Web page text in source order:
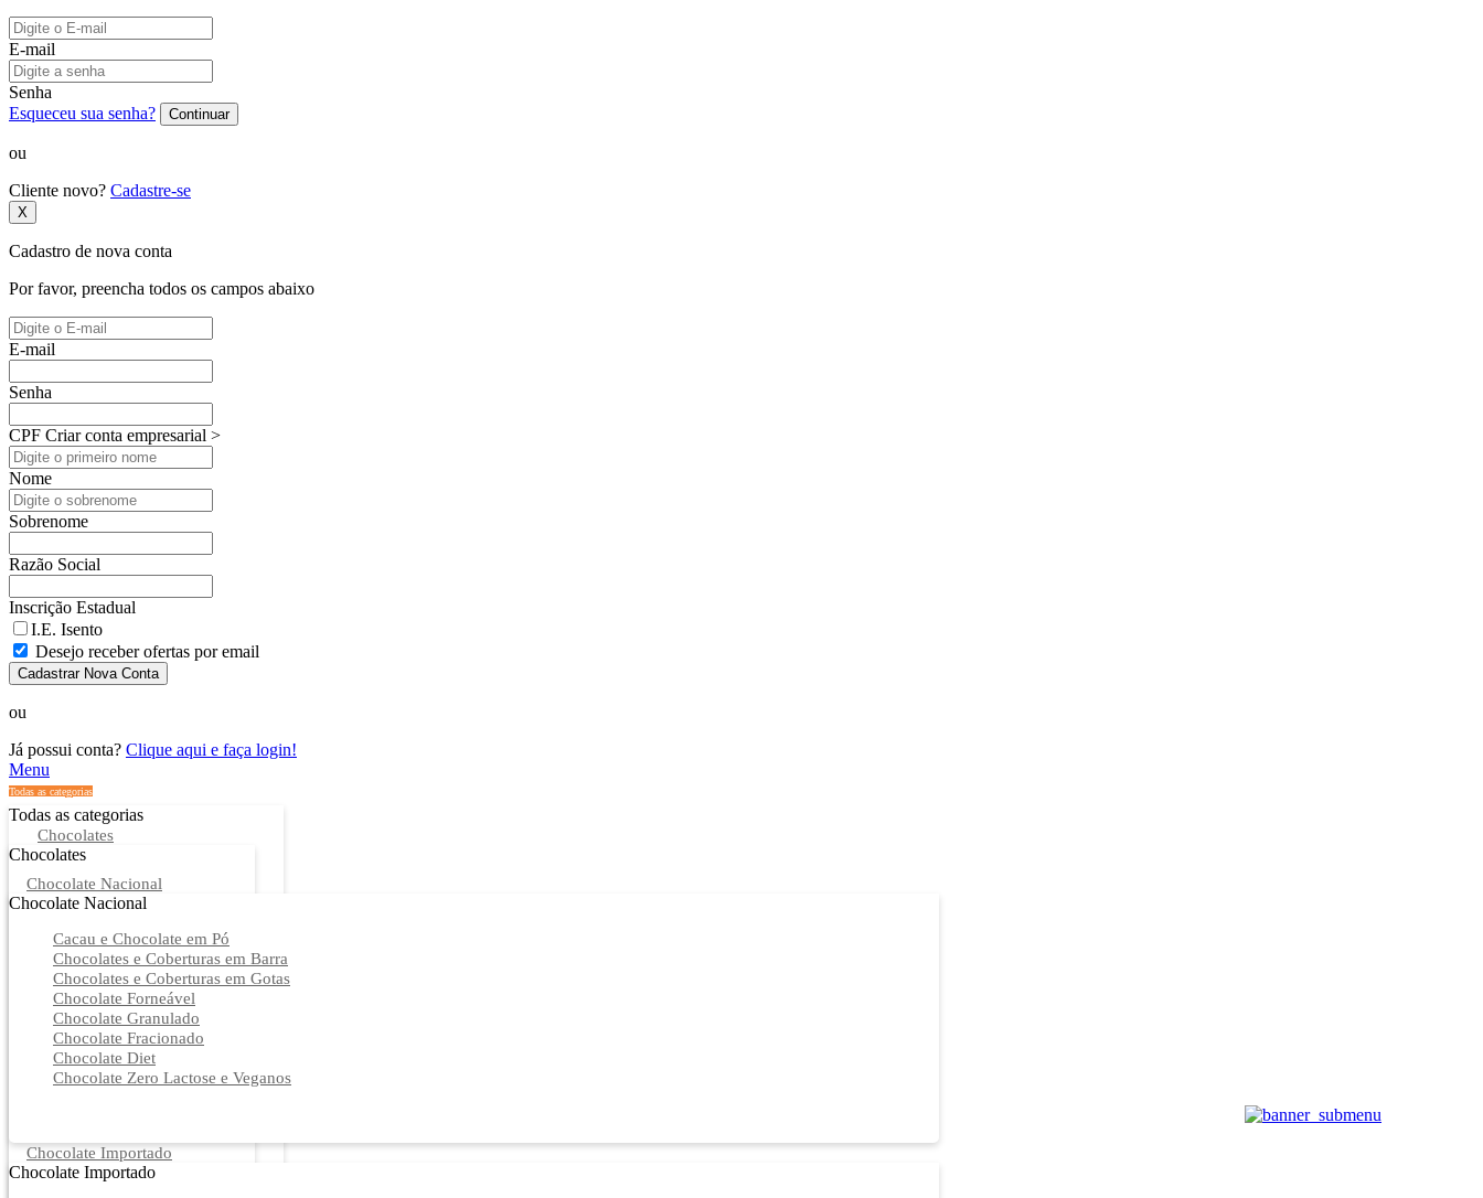
E-mail
Senha
Esqueceu sua senha?
Continuar
ou
Cliente novo? Cadastre-se
X
Cadastro de nova conta
Por favor, preencha todos os campos abaixo
E-mail
Senha
CPF Criar conta empresarial >
Nome
Sobrenome
Razão Social
Inscrição Estadual
I.E. Isento
Desejo receber ofertas por email
Cadastrar Nova Conta
ou
Já possui conta? Clique aqui e faça login!
Menu
Todas as categorias
Todas as categorias
Chocolates
Chocolates
Chocolate Nacional
Chocolate Nacional
Cacau e Chocolate em Pó
Chocolates e Coberturas em Barra
Chocolates e Coberturas em Gotas
Chocolate Forneável
Chocolate Granulado
Chocolate Fracionado
Chocolate Diet
Chocolate Zero Lactose e Veganos
Chocolate Importado
Chocolate Importado